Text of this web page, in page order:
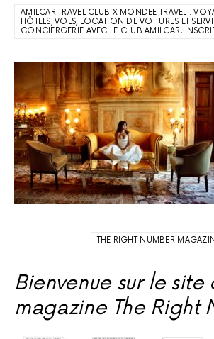
AMILCAR TRAVEL CLUB X MONDEE TRAVEL :
HÔTELS, VOLS, LOCATION DE VOITURES ET
CONCIERGERIE AVEC LE CLUB AMILCAR.
THE RIGHT NUMBER
Bienvenue sur le site
magazine The Right